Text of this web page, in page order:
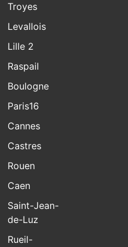
Troyes
Levallois
Lille 2
Raspail
Boulogne
Paris16
Cannes
Castres
Rouen
Caen
Saint-Jean-
de-Luz
Rueil-